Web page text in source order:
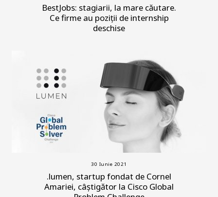
BestJobs: stagiarii, la mare căutare.
Ce firme au poziții de internship
deschise
30 Iunie 2021
.lumen, startup fondat de Cornel
Amariei, câștigător la Cisco Global